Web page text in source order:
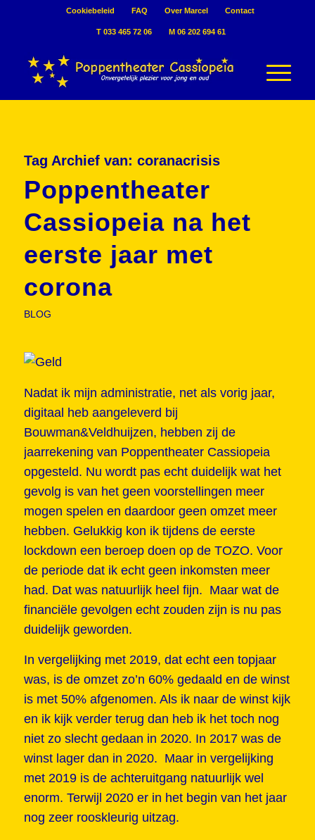
Cookiebeleid FAQ Over Marcel Contact
T 033 465 72 06 M 06 202 694 61
Tag Archief van: coranacrisis
Poppentheater
Cassiopeia na het
eerste jaar met
corona
BLOG
Nadat ik mijn administratie, net als vorig jaar,
digitaal heb aangeleverd bij
Bouwman&Veldhuijzen, hebben zij de
jaarrekening van Poppentheater Cassiopeia
opgesteld. Nu wordt pas echt duidelijk wat het
gevolg is van het geen voorstellingen meer
mogen spelen en daardoor geen omzet meer
hebben. Gelukkig kon ik tijdens de eerste
lockdown een beroep doen op de TOZO. Voor
de periode dat ik echt geen inkomsten meer
had. Dat was natuurlijk heel fijn. Maar wat de
financiële gevolgen echt zouden zijn is nu pas
duidelijk geworden.
In vergelijking met 2019, dat echt een topjaar
was, is de omzet zo’n 60% gedaald en de winst
is met 50% afgenomen. Als ik naar de winst kijk
en ik kijk verder terug dan heb ik het toch nog
niet zo slecht gedaan in 2020. In 2017 was de
winst lager dan in 2020. Maar in vergelijking
met 2019 is de achteruitgang natuurlijk wel
enorm. Terwijl 2020 er in het begin van het jaar
nog zeer rooskleurig uitzag.